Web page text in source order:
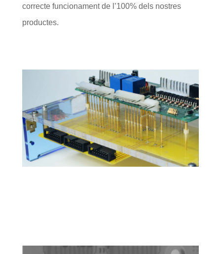
correcte funcionament de l’100% dels nostres
productes.